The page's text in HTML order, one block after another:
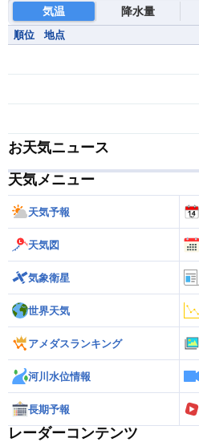
気温 降水量
順位 地点
お天気ニュース
天気メニュー
天気予報
天気図
気象衛星
世界天気
アメダスランキング
河川水位情報
長期予報
レーダーコンテンツ